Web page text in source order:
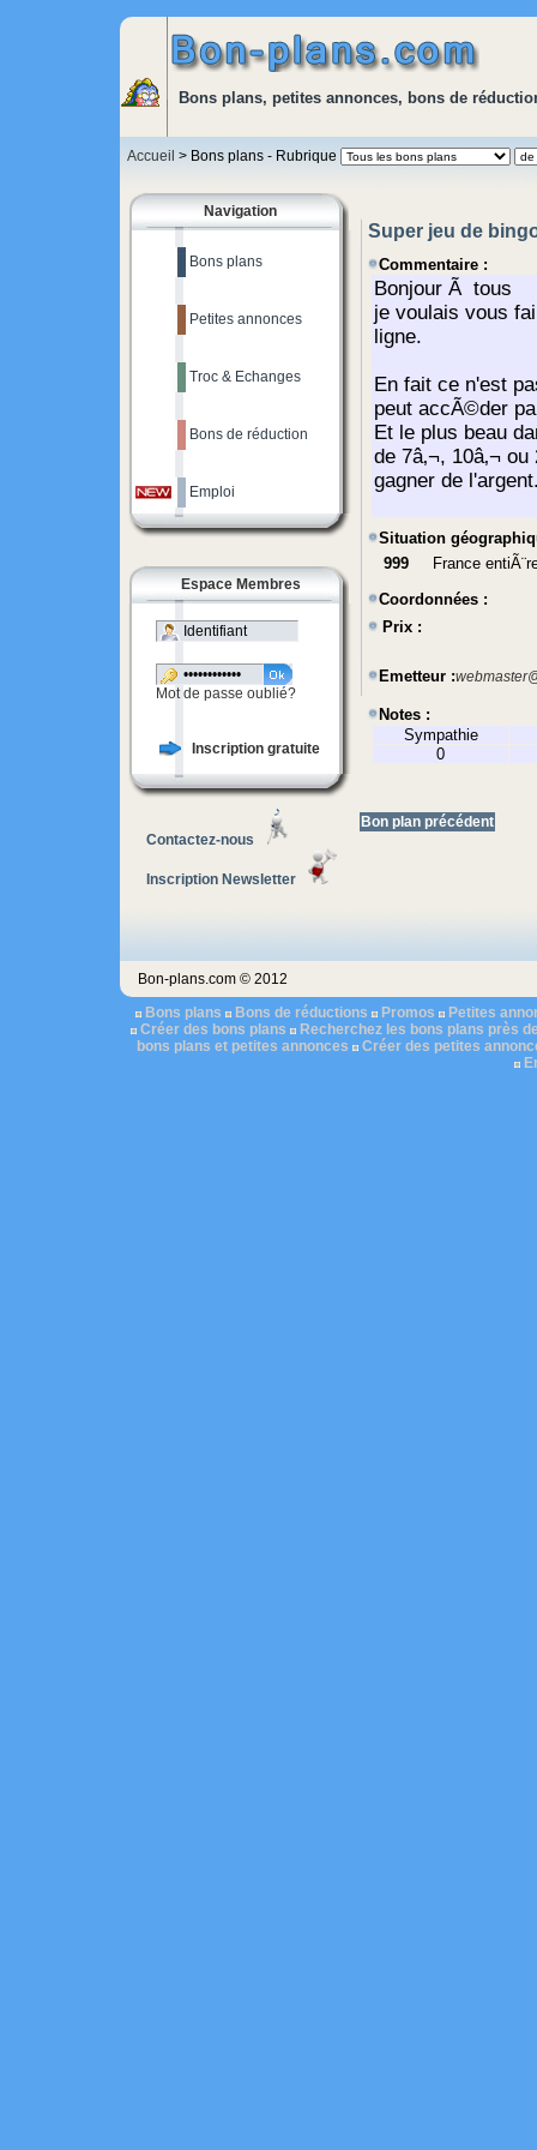
Bons plans, petites annonces, bons de
Accueil > Bons plans - Rubrique
Navigation
Bons plans
Petites annonces
Troc & Echanges
Bons de réduction
Emploi
Espace Membres
Mot de passe oublié?
Inscription gratuite
Contactez-nous
Inscription Newsletter
Super jeu de
Commentaire :
Situation
999
France
Coordonnées :
Prix :
Emetteur :
Notes :
Sympathie
0
Bon plan précédent
Bon-plans.com © 2012
Bons plans
Bons de réductions Promos
Petites
Créer des bons plans
Recherchez les bons plans près
bons plans et petites annonces
Créer des petites